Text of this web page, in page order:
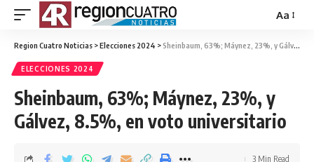
Aa
Region Cuatro Noticias >Elecciones 2024 >Sheinbaum, 63%; Máynez, 23%, y Gálvez, 8.5%, en voto universitario
ELECCIONES 2024
Sheinbaum, 63%; Máynez, 23%, y
Gálvez, 8.5%, en voto universitario
3 Min Read